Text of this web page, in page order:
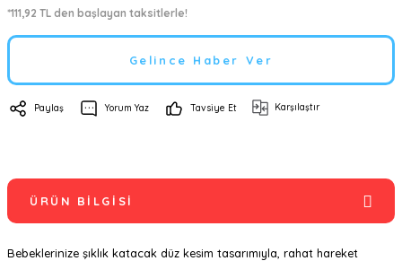
*111,92 TL den başlayan taksitlerle!
Gelince Haber Ver
Paylaş Yorum Yaz Tavsiye Et Karşılaştır
ÜRÜN BILGISI
Bebeklerinize şıklık katacak düz kesim tasarımıyla, rahat hareket